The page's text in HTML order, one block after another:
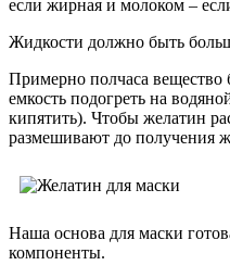
если жирная и молоком –
Жидкости должно быть
Примерно полчаса вещество
емкость подогреть на
кипятить). Чтобы желатин
размешивают до получения
Наша основа для маски
компоненты.